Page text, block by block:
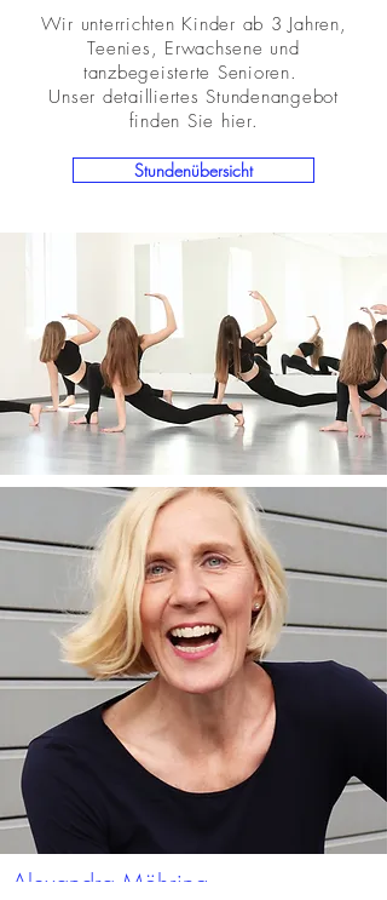
Wir unterrichten Kinder ab 3 Jahren,
Teenies, Erwachsene und
tanzbegeisterte Senioren.
Unser detailliertes Stundenangebot
finden Sie hier.
Stundenübersicht
Alexandra Möhring